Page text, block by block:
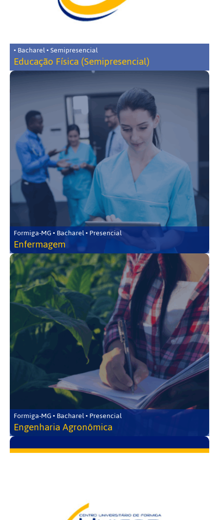
• Bacharel • Semipresencial
Educação Física (Semipresencial)
Formiga-MG • Bacharel • Presencial
Enfermagem
Formiga-MG • Bacharel • Presencial
Engenharia Agronômica